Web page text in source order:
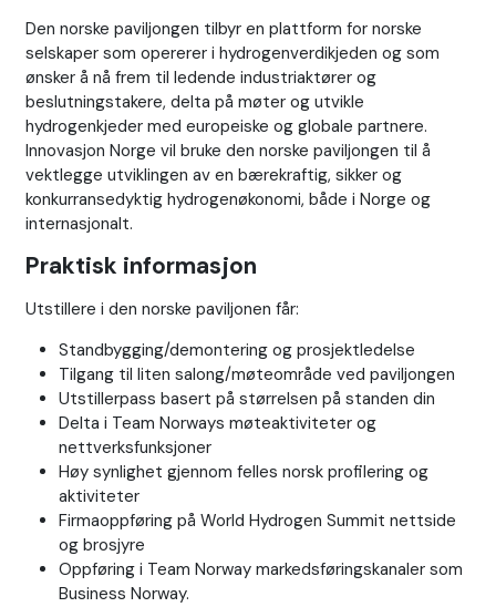
Den norske paviljongen tilbyr en plattform for norske
selskaper som opererer i hydrogenverdikjeden og som
ønsker å nå frem til ledende industriaktører og
beslutningstakere, delta på møter og utvikle
hydrogenkjeder med europeiske og globale partnere.
Innovasjon Norge vil bruke den norske paviljongen til å
vektlegge utviklingen av en bærekraftig, sikker og
konkurransedyktig hydrogenøkonomi, både i Norge og
internasjonalt.
Praktisk informasjon
Utstillere i den norske paviljonen får:
Standbygging/demontering og prosjektledelse
Tilgang til liten salong/møteområde ved paviljongen
Utstillerpass basert på størrelsen på standen din
Delta i Team Norways møteaktiviteter og
nettverksfunksjoner
Høy synlighet gjennom felles norsk profilering og
aktiviteter
Firmaoppføring på World Hydrogen Summit nettside
og brosjyre
Oppføring i Team Norway markedsføringskanaler som
Business Norway.